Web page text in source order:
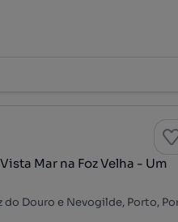
Mar na Foz Velha - Um